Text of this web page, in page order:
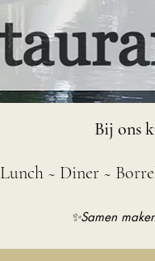
Bij ons
Lunch ~ Diner ~
✨️Samen